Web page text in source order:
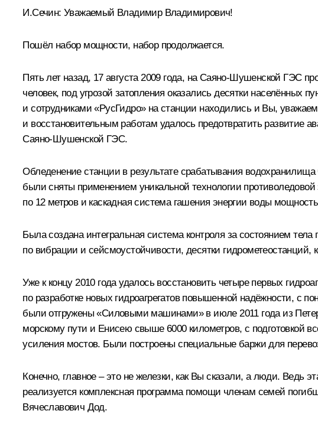
И.Сечин: Уважаемый Владимир Владимирович!
Пошёл набор мощности, набор продолжается.
Пять лет назад, 17 августа 2009 года, на Саяно-Шушенской ГЭС
человек, под угрозой затопления оказались десятки
и сотрудниками «РусГидро» на станции находились и Вы,
и восстановительным работам удалось предотвратить
Саяно-Шушенской ГЭС.
Обледенение станции в результате срабатывания
были сняты применением уникальной технологии
по 12 метров и каскадная система гашения энергии воды
Была создана интегральная система контроля за состоянием
по вибрации и сейсмоустойчивости, десятки
Уже к концу 2010 года удалось восстановить четыре первых
по разработке новых гидроагрегатов повышенной надёжности, с
были отгружены «Силовыми машинами» в июле 2011 года из
морскому пути и Енисею свыше 6000 километров, с подготовкой
усиления мостов. Были построены специальные баржи для
Конечно, главное – это не железки, как Вы сказали, а люди.
реализуется комплексная программа помощи членам семей
Вячеславович Дод.